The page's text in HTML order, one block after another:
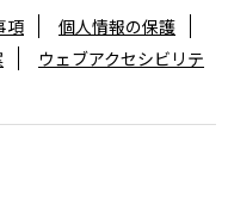
項
個人情報の保護
ウェブアクセシビリテ